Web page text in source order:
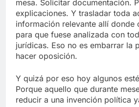
mesa. Solicitar documentación.
explicaciones. Y trasladar toda
información relevante allí donde
para que fuese analizada con
jurídicas. Eso no es embarrar la
hacer oposición.
Y quizá por eso hoy algunos
Porque aquello que durante
reducir a una invención política